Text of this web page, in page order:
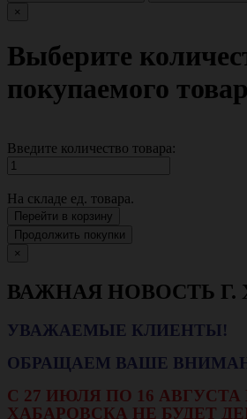
×
Выберите
покупаемого
Введите количество товара:
На складе ед. товара.
Перейти в корзину
Продолжить покупки
×
ВАЖНАЯ НОВОСТЬ Г.
УВАЖАЕМЫЕ КЛИЕНТЫ!
ОБРАЩАЕМ ВАШЕ
С 27 ИЮЛЯ ПО 16
ХАБАРОВСКА НЕ БУДЕТ